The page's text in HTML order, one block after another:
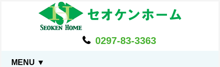
0297-83-3363
MENU ▼